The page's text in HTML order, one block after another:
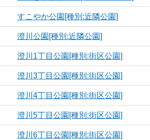
すこやか公園[種別:近隣公園]
澄川公園[種別:近隣公園]
澄川1丁目公園[種別:街区公園]
澄川3丁目公園[種別:街区公園]
澄川4丁目公園[種別:街区公園]
澄川5丁目公園[種別:街区公園]
澄川6丁目公園[種別:街区公園]